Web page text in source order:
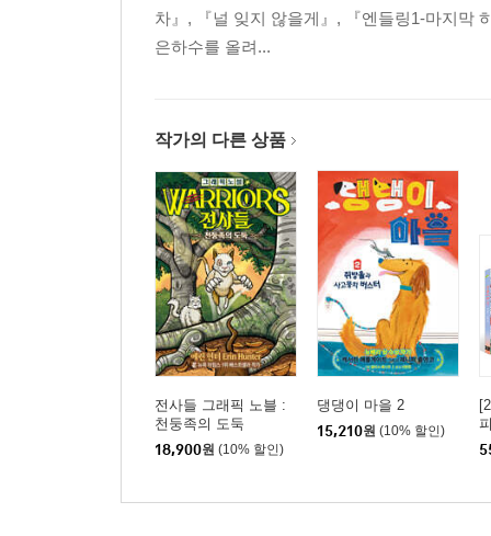
차』, 『널 잊지 않을게』, 『엔들링1-마지막
은하수를 올려...
작가의 다른 상품
전사들 그래픽 노블 :
천둥족의 도둑
18,900원 (10% 할인)
댕댕이 마을 2
15,210원 (10% 할인)